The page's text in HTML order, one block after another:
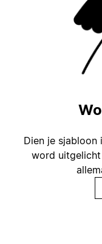
Dien je sjabloon
word